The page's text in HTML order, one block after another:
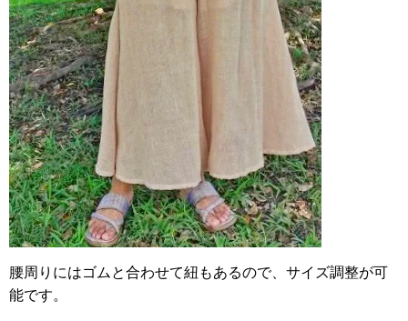
腰周りにはゴムと合わせて紐もあるので、サイズ調整が可
能です。